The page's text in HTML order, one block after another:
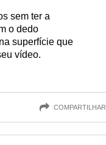
sem ter a
o dedo
superfície que
vídeo.
COMPARTILHAR